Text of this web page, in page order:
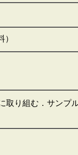
）
り組む．サンプ